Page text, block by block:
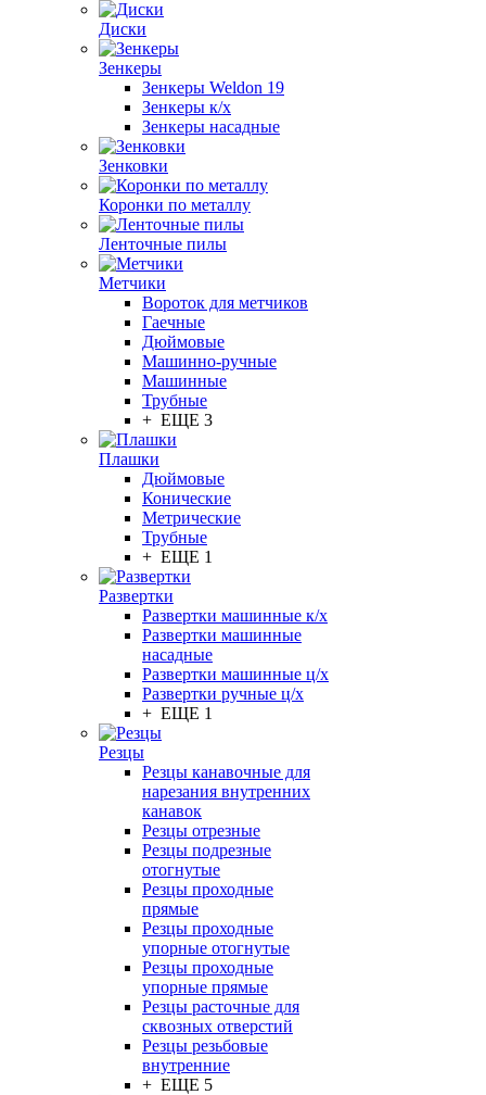
Диски
Зенкеры
Зенкеры Weldon 19
Зенкеры к/х
Зенкеры насадные
Зенковки
Коронки по металлу
Ленточные пилы
Метчики
Вороток для метчиков
Гаечные
Дюймовые
Машинно-ручные
Машинные
Трубные
+ ЕЩЕ 3
Плашки
Дюймовые
Конические
Метрические
Трубные
+ ЕЩЕ 1
Развертки
Развертки машинные к/х
Развертки машинные
насадные
Развертки машинные ц/х
Развертки ручные ц/х
+ ЕЩЕ 1
Резцы
Резцы канавочные для
нарезания внутренних
канавок
Резцы отрезные
Резцы подрезные
отогнутые
Резцы проходные
прямые
Резцы проходные
упорные отогнутые
Резцы проходные
упорные прямые
Резцы расточные для
сквозных отверстий
Резцы резьбовые
внутренние
+ ЕЩЕ 5